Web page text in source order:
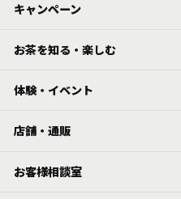
キャンペーン
お茶を知る・楽しむ
体験・イベント
店舗・通販
お客様相談室